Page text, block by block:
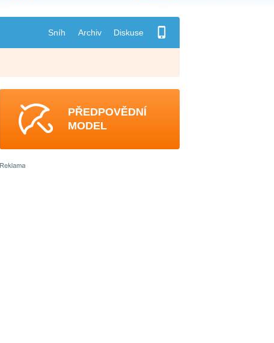
Sníh Archiv Diskuse
PŘEDPOVĚDNÍ
MODEL